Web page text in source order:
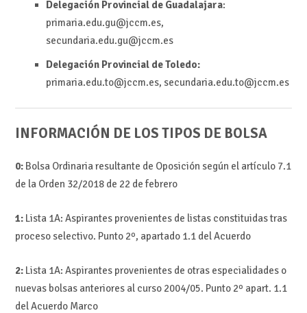
Delegación Provincial de Guadalajara:
primaria.edu.gu@jccm.es,
secundaria.edu.gu@jccm.es
Delegación Provincial de Toledo:
primaria.edu.to@jccm.es, secundaria.edu.to@jccm.es
INFORMACIÓN DE LOS TIPOS DE BOLSA
0: Bolsa Ordinaria resultante de Oposición según el artículo 7.1
de la Orden 32/2018 de 22 de febrero
1:Lista 1A: Aspirantes provenientes de listas constituidas tras
proceso selectivo. Punto 2º, apartado 1.1 del Acuerdo
2:Lista 1A: Aspirantes provenientes de otras especialidades o
nuevas bolsas anteriores al curso 2004/05. Punto 2º apart. 1.1
del Acuerdo Marco